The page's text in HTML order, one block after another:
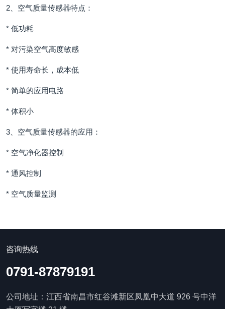
2、空气质量传感器特点：
* 低功耗
* 对污染空气高度敏感
* 使用寿命长，成本低
* 简单的应用电路
* 体积小
3、空气质量传感器的应用：
* 空气净化器控制
* 通风控制
* 空气质量监测
咨询热线
0791-87879191
公司地址：江西省南昌市红谷滩新区凤凰中大道 926 号中洋